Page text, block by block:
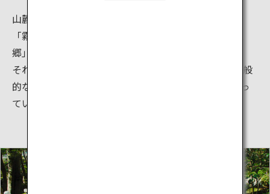
山麓から平野部まで多種多様な温泉が広がる霧島には
「霧島温泉郷」「霧島神宮温泉郷」「妙見・安楽温泉
郷」「日当山温泉郷」と4つの温泉郷があります。
それぞれの温泉施設では様々な泉質の温泉があり、一般
的な泉質10種類のうち霧島の温泉地だけで9種類が揃っ
ています。